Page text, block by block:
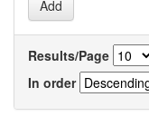
Results/Page
In order